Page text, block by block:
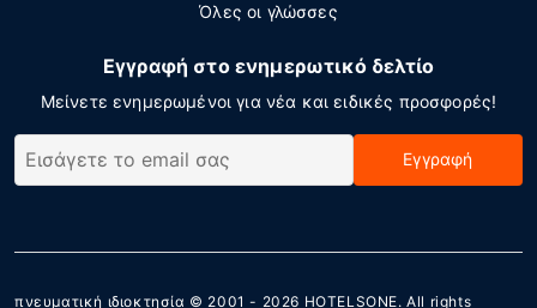
Όλες οι γλώσσες
Εγγραφή στο ενημερωτικό δελτίο
Μείνετε ενημερωμένοι για νέα και ειδικές προσφορές!
Εγγραφή
πνευματική ιδιοκτησία © 2001 - 2026 HOTELSONE. All rights